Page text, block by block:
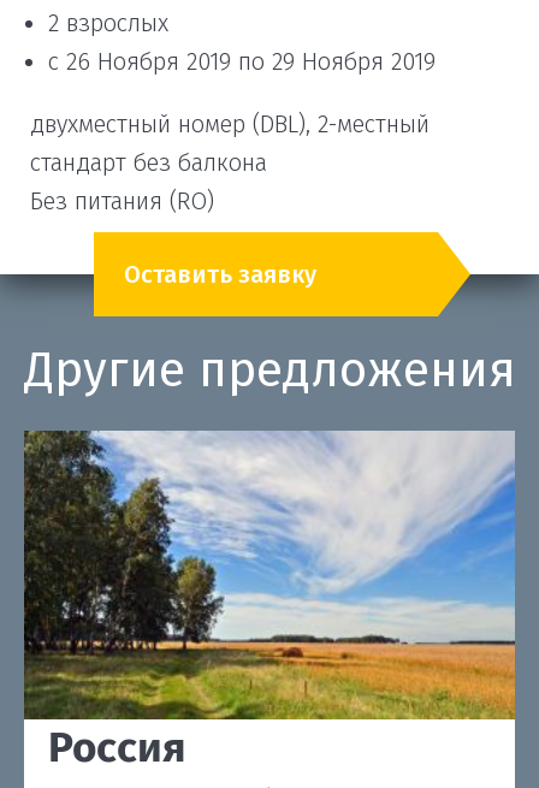
2 взрослых
с 26 Ноября 2019 по 29 Ноября 2019
двухместный номер (DBL), 2-местный
стандарт без балкона
Без питания (RO)
Оставить заявку
Другие предложения
Россия